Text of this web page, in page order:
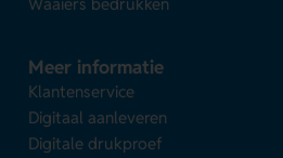
Meer informatie
Klantenservice
Digitaal aanleveren
Digitale drukproef